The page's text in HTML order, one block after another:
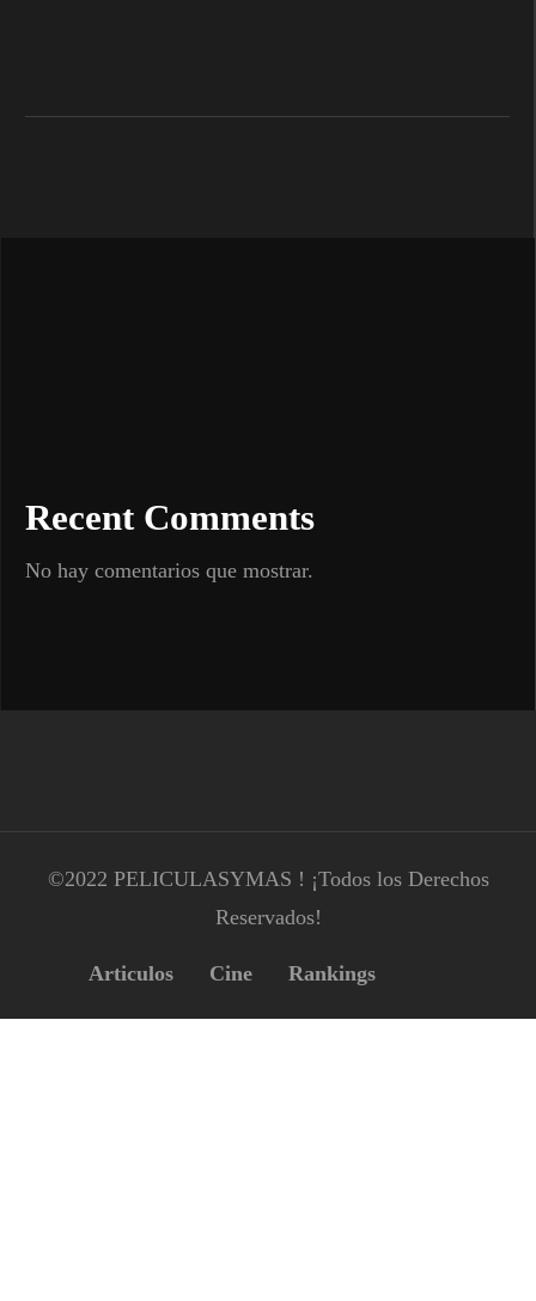
Recent Comments
No hay comentarios que mostrar.
©2022 PELICULASYMAS ! ¡Todos los Derechos
Reservados!
Articulos Cine Rankings